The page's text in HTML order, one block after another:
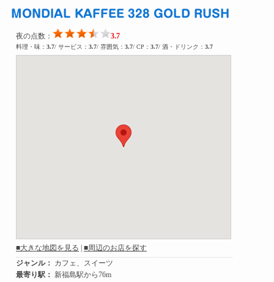
MONDIAL KAFFEE 328 GOLD RUSH